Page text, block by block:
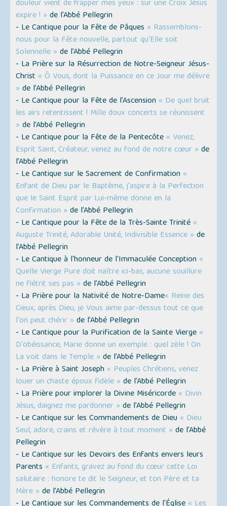
douleur vient de frapper mes yeux : sur une Croix Jésus
expire ! » de l’Abbé Pellegrin
- Le Cantique pour la Fête de Pâques « Rassemblons-
nous pour la Fête nouvelle, partout qu'Elle soit
Solennelle » de l’Abbé Pellegrin
- La Prière sur la Résurrection de Notre-Seigneur Jésus-
Christ « Ô Vous, dont la Puissance en ce Jour me délivre
» de l’Abbé Pellegrin
- Le Cantique pour la Fête de l’Ascension « De quel bruit
les airs retentissent ! Mille doux concerts se réunissent
» de l’Abbé Pellegrin
- Le Cantique pour la Fête de la Pentecôte « Venez,
Esprit Saint, Créateur, venez au fond de notre cœur » de
l’Abbé Pellegrin
- Le Cantique sur le Sacrement de Confirmation «
Enfant de Dieu par le Baptême, j'aspire à la Perfection
que le Saint Esprit par Lui-même donne en la
Confirmation » de l’Abbé Pellegrin
- Le Cantique pour la Fête de la Très-Sainte Trinité «
Auguste Trinité, Adorable Unité, Indivisible Essence » de
l’Abbé Pellegrin
- Le Cantique à l'honneur de l'Immaculée Conception «
Quelle Vierge Pure doit naître ici-bas, aucune souillure
ne flétrit ses pas » de l’Abbé Pellegrin
- La Prière pour la Nativité de Notre-Dame« Reine des
Cieux, après Dieu, je Vous aime par-dessus tout ce que
l'on peut chérir » de l’Abbé Pellegrin
- Le Cantique pour la Purification de la Sainte Vierge «
D'obéissance, Marie donne un exemple : quel zèle ! On
La voit dans le Temple » de l’Abbé Pellegrin
- La Prière à Saint Joseph « Peuples Chrétiens, venez
louer un chaste époux fidèle » de l’Abbé Pellegrin
- La Prière pour implorer la Divine Miséricorde « Divin
Jésus, daignez me pardonner » de l’Abbé Pellegrin
- Le Cantique sur les Commandements de Dieu « Dieu
Seul, adore, crains et révère à tout moment » de l’Abbé
Pellegrin
- Le Cantique sur les Devoirs des Enfants envers leurs
Parents « Enfants, gravez au fond du cœur cette Loi
salutaire : honore te dit le Seigneur, et ton Père et ta
Mère » de l’Abbé Pellegrin